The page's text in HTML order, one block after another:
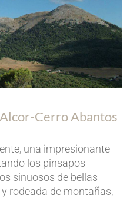
Cerro Abantos
una impresionante
los pinsapos
sinuosos de bellas
rodeada de montañas,